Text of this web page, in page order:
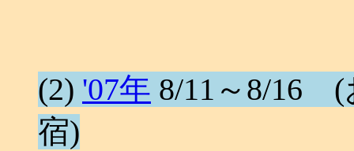
(2) '07年 8/11～8/16 (
宿)